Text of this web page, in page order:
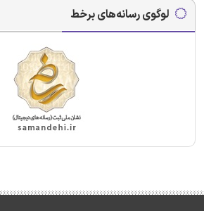
لوگوی رسانه‌های برخط